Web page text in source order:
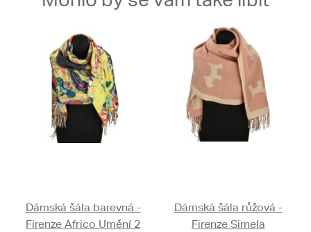
Dámská šála barevná -
Firenze Africo Umění 2
Dámská šála růžová -
Firenze Simela